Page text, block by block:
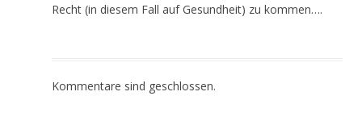
Recht (in diesem Fall auf Gesundheit) zu kommen….
Kommentare sind geschlossen.